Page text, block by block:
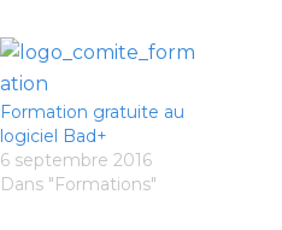
Formation gratuite au
logiciel Bad+
6 septembre 2016
Dans "Formations"